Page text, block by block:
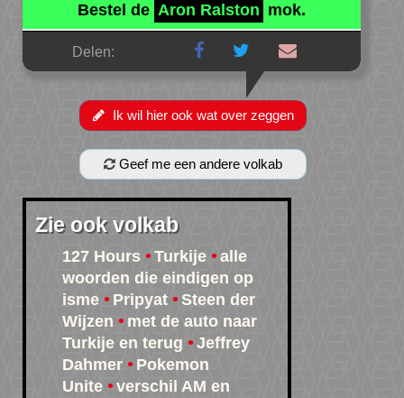
Bestel de Aron Ralston mok.
Delen:
Ik wil hier ook wat over zeggen
Geef me een andere volkab
Zie ook volkab
127 Hours Turkije
alle
woorden die eindigen op
isme
Pripyat
Steen der
Wijzen
met de auto naar
Turkije en terug
Jeffrey
Dahmer
Pokemon
Unite
verschil AM en